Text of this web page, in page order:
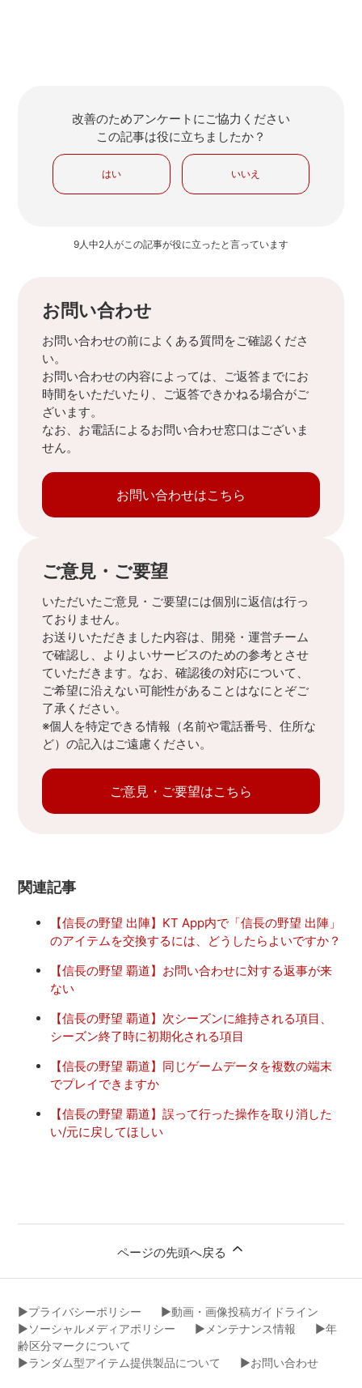
改善のためアンケートにご協力ください
この記事は役に立ちましたか？
はい いいえ
9人中2人がこの記事が役に立ったと言っています
お問い合わせ
お問い合わせの前によくある質問をご確認くださ
い。
お問い合わせの内容によっては、ご返答までにお
時間をいただいたり、ご返答できかねる場合がご
ざいます。
なお、お電話によるお問い合わせ窓口はございま
せん。
お問い合わせはこちら
ご意見・ご要望
いただいたご意見・ご要望には個別に返信は行っ
ておりません。
お送りいただきました内容は、開発・運営チーム
で確認し、よりよいサービスのための参考とさせ
ていただきます。なお、確認後の対応について、
ご希望に沿えない可能性があることはなにとぞご
了承ください。
※個人を特定できる情報（名前や電話番号、住所な
ど）の記入はご遠慮ください。
ご意見・ご要望はこちら
関連記事
【信長の野望 出陣】KT App内で「信長の野望 出陣」
のアイテムを交換するには、どうしたらよいですか？
【信長の野望 覇道】お問い合わせに対する返事が来
ない
【信長の野望 覇道】次シーズンに維持される項目、
シーズン終了時に初期化される項目
【信長の野望 覇道】同じゲームデータを複数の端末
でプレイできますか
【信長の野望 覇道】誤って行った操作を取り消した
い/元に戻してほしい
ページの先頭へ戻る
▶︎プライバシーポリシー
▶︎動画・画像投稿ガイドライン
▶︎ソーシャルメディアポリシー
▶︎メンテナンス情報
▶︎年
齢区分マークについて
▶︎ランダム型アイテム提供製品について
▶︎お問い合わせ